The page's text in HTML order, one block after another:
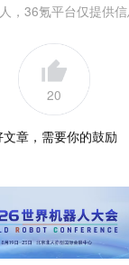
，36氪平台仅提供信
20
文章，需要你的鼓励